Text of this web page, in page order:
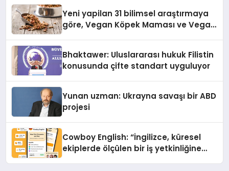
Yeni yapilan 31 bilimsel araştırmaya
göre, Vegan Köpek Maması ve Vegan
Bhaktawer: Uluslararası hukuk Filistin
konusunda çifte standart uyguluyor
Yunan uzman: Ukrayna savaşı bir ABD
projesi
Cowboy English: “İngilizce, küresel
ekiplerde ölçülen bir iş yetkinliğine